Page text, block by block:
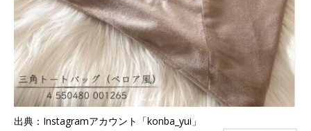
出典：Instagramアカウント「konba_yui」